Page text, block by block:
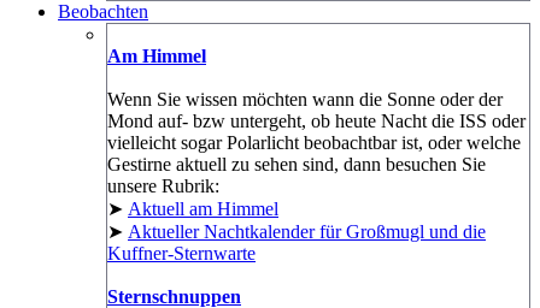
Beobachten
Am Himmel
Wenn Sie wissen möchten wann die Sonne oder der
Mond auf- bzw untergeht, ob heute Nacht die ISS oder
vielleicht sogar Polarlicht beobachtbar ist, oder welche
Gestirne aktuell zu sehen sind, dann besuchen Sie
unsere Rubrik:
➤ Aktuell am Himmel
➤ Aktueller Nachtkalender für Großmugl und die
Kuffner-Sternwarte
Sternschnuppen